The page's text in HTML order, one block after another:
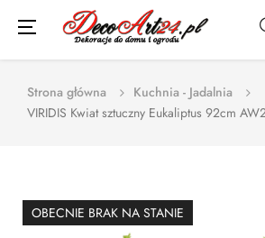
Toggle
navigation
☰
Strona główna
Kuchnia - Jadalnia
VIRIDIS Kwiat sztuczny Eukaliptus 92cm
OBECNIE BRAK NA STANIE